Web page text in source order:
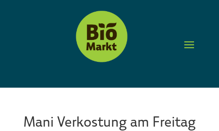
Mani Verkostung am Freitag